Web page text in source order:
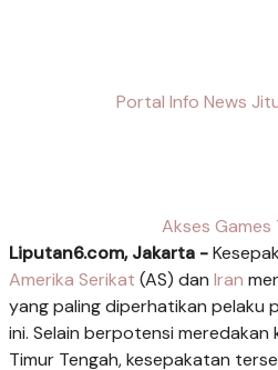
Portal Info News
Akses Games
Liputan6.com, Jakarta -
Amerika Serikat (AS) dan Iran
yang paling diperhatikan pelaku
ini. Selain berpotensi
Timur Tengah, kesepakatan